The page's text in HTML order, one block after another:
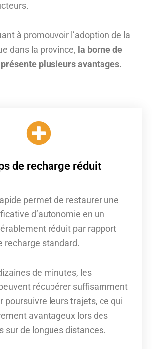
à promouvoir l’adoption de la
dans la province, la borne de
plusieurs avantages.
de recharge réduit
permet de restaurer une
d’autonomie en un
réduit par rapport
recharge standard.
de minutes, les
récupérer suffisamment
poursuivre leurs trajets, ce qui
avantageux lors des
sur de longues distances.